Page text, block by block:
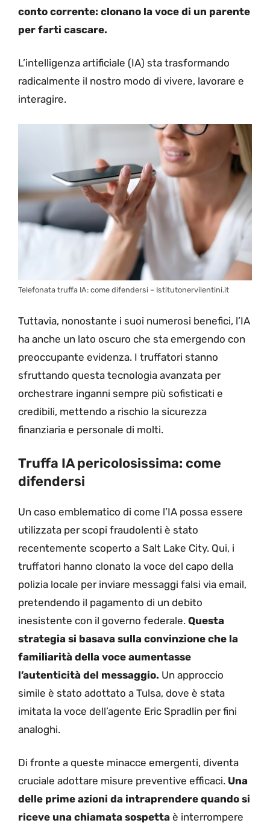
conto corrente: clonano la voce di un parente
per farti cascare.
L’intelligenza artificiale (IA) sta trasformando
radicalmente il nostro modo di vivere, lavorare e
interagire.
Telefonata truffa IA: come difendersi – Istitutonervilentini.it
Tuttavia, nonostante i suoi numerosi benefici, l’IA
ha anche un lato oscuro che sta emergendo con
preoccupante evidenza. I truffatori stanno
sfruttando questa tecnologia avanzata per
orchestrare inganni sempre più sofisticati e
credibili, mettendo a rischio la sicurezza
finanziaria e personale di molti.
Truffa IA pericolosissima: come
difendersi
Un caso emblematico di come l’IA possa essere
utilizzata per scopi fraudolenti è stato
recentemente scoperto a Salt Lake City. Qui, i
truffatori hanno clonato la voce del capo della
polizia locale per inviare messaggi falsi via email,
pretendendo il pagamento di un debito
inesistente con il governo federale. Questa
strategia si basava sulla convinzione che la
familiarità della voce aumentasse
l’autenticità del messaggio. Un approccio
simile è stato adottato a Tulsa, dove è stata
imitata la voce dell’agente Eric Spradlin per fini
analoghi.
Di fronte a queste minacce emergenti, diventa
cruciale adottare misure preventive efficaci. Una
delle prime azioni da intraprendere quando si
riceve una chiamata sospetta è interrompere